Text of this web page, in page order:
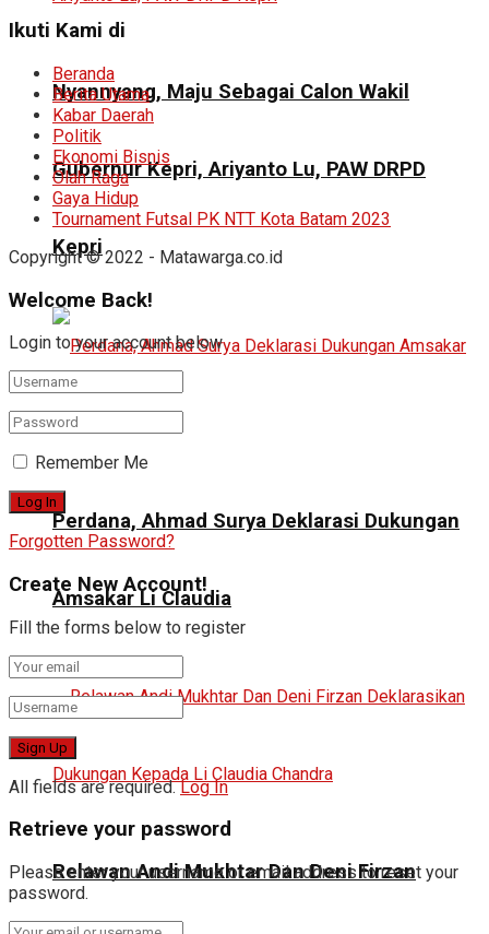
Nyannyang, Maju Sebagai Calon Wakil
Gubernur Kepri, Ariyanto Lu, PAW DRPD
Kepri
Perdana, Ahmad Surya Deklarasi Dukungan
Amsakar Li Claudia
Relawan Andi Mukhtar Dan Deni Firzan
Ikuti Kami di
Beranda
Berita Utama
Kabar Daerah
Politik
Ekonomi Bisnis
Olah Raga
Gaya Hidup
Tournament Futsal PK NTT Kota Batam 2023
Copyright © 2022 - Matawarga.co.id
Welcome Back!
Login to your account below
Remember Me
Forgotten Password?
Create New Account!
Fill the forms below to register
All fields are required. Log In
Retrieve your password
Please enter your username or email address to reset your
password.